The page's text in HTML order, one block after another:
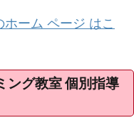
ーム ページ はこ
ング教室 個別指導